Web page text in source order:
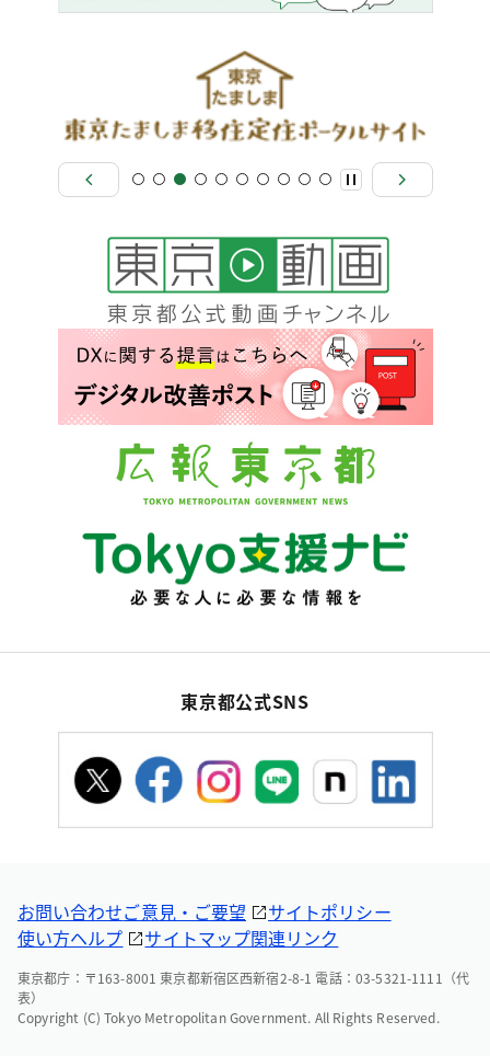
東京都公式SNS
お問い合わせご意見・ご要望
サイトポリシー
使い方ヘルプ
サイトマップ関連リンク
東京都庁：〒163-8001 東京都新宿区西新宿2-8-1 電話：03-5321-1111（代
表）
Copyright (C) Tokyo Metropolitan Government. All Rights Reserved.